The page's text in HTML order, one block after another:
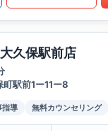
久保駅前店
駅前1ー11ー8
指導 無料カウンセリング